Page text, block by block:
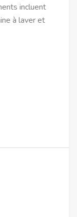
incluent
à laver et